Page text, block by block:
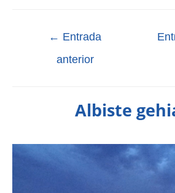
← Entrada
anterior
Albiste